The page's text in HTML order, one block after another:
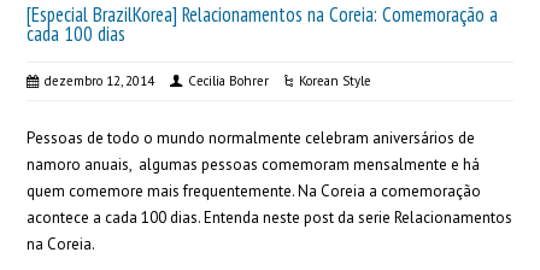
[Especial BrazilKorea] Relacionamentos na Coreia: Comemoração a
cada 100 dias
dezembro 12, 2014 Cecilia Bohrer Korean Style
Pessoas de todo o mundo normalmente celebram aniversários de
namoro anuais, algumas pessoas comemoram mensalmente e há
quem comemore mais frequentemente. Na Coreia a comemoração
acontece a cada 100 dias. Entenda neste post da serie Relacionamentos
na Coreia.